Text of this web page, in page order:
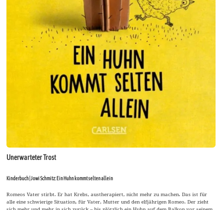
Unerwarteter Trost
Kinderbuch | Jowi Schmitz: Ein Huhn kommt selten allein
Romeos Vater stirbt. Er hat Krebs, austherapiert, nicht mehr zu machen. Das ist für
alle eine schwierige Situation, für Vater, Mutter und den elfjährigen Romeo. Der zieht